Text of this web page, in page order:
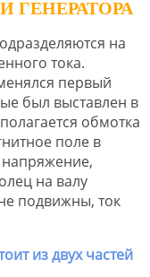
ГЕНЕРАТОРА
на
тока.
первый
был выставлен в
обмотка
поле в
напряжение,
на валу
подвижны, ток